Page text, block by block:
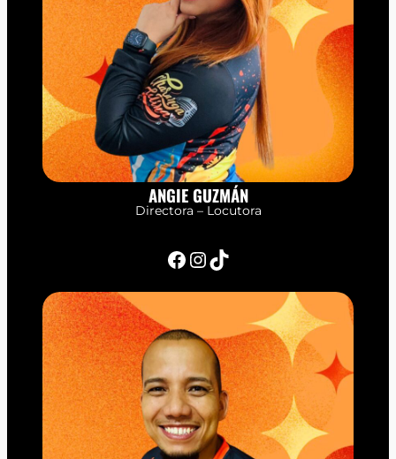
ANGIE GUZMÁN
Directora – Locutora
Facebook InstagramTikTok